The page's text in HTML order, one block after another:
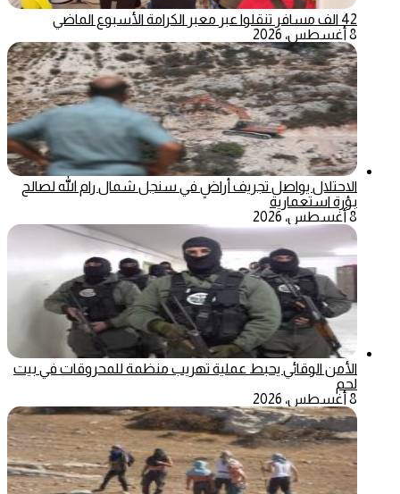
42 الف مسافر تنقلوا عبر معبر الكرامة الأسبوع الماضي
8 أغسطس، 2026
الاحتلال يواصل تجريف أراضٍ في سنجل شمال رام الله لصالح
بؤرة استعمارية
8 أغسطس، 2026
الأمن الوقائي يحبط عملية تهريب منظمة للمحروقات في بيت
لحم
8 أغسطس، 2026